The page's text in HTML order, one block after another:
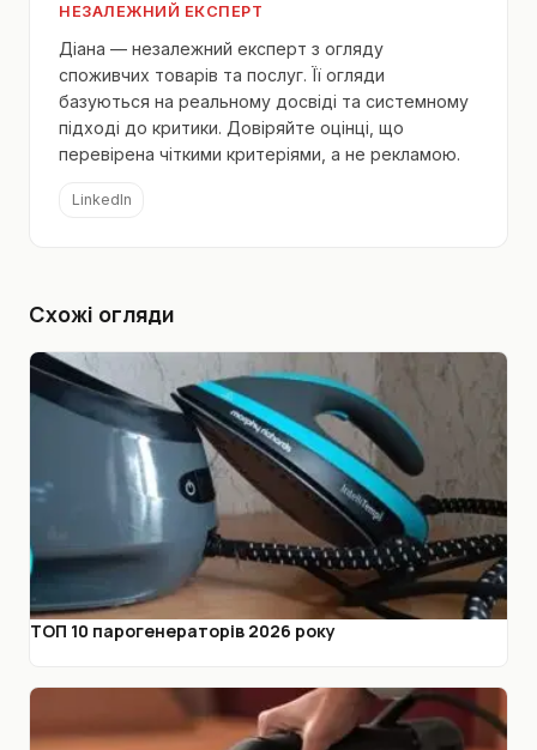
НЕЗАЛЕЖНИЙ ЕКСПЕРТ
Діана — незалежний експерт з огляду
споживчих товарів та послуг. Її огляди
базуються на реальному досвіді та системному
підході до критики. Довіряйте оцінці, що
перевірена чіткими критеріями, а не рекламою.
LinkedIn
Схожі огляди
ТОП 10 парогенераторів 2026 року